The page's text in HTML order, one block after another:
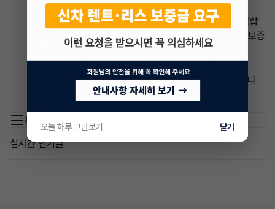
는 각 업체의 상품과 조건을 확인할 수 있습니다.
5. 견적을 비교하면서 가장 합리적인 가격과 조건을 선택합
니다. 견적을 비교할 때는 월 대여료뿐만 아니라 선납금, 보증
금, 보험료, 약정 거리, 반납 조건 등을 고려해야 합니다.
이상이 장기렌트 견적 비교하는 방법에 대한 설명이었습니
다. 잘 이해하셨나요?👍
목록 이동
실시간 인기글
오늘 하루 그만보기 닫기